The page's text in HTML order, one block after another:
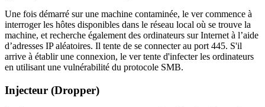
Une fois démarré sur une machine contaminée, le ver commence à
interroger les hôtes disponibles dans le réseau local où se trouve la
machine, et recherche également des ordinateurs sur Internet à l’aide
d’adresses IP aléatoires. Il tente de se connecter au port 445. S'il
arrive à établir une connexion, le ver tente d'infecter les ordinateurs
en utilisant une vulnérabilité du protocole SMB.
Injecteur (Dropper)